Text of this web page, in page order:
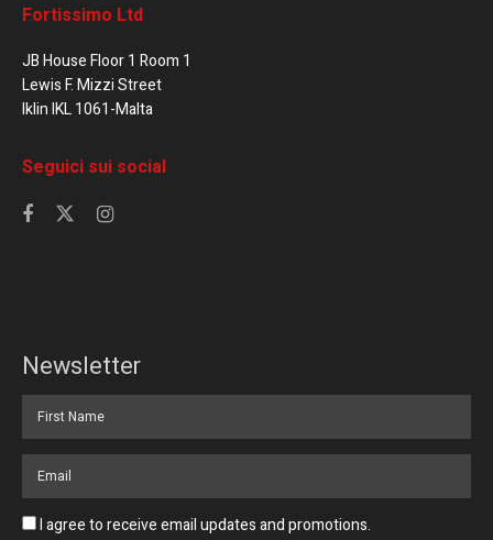
Fortissimo Ltd
JB House Floor 1 Room 1
Lewis F. Mizzi Street
Iklin IKL 1061-Malta
Seguici sui social
Newsletter
I agree to receive email updates and promotions.